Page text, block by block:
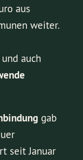
aus
weiter.
auch
gab
seit Januar